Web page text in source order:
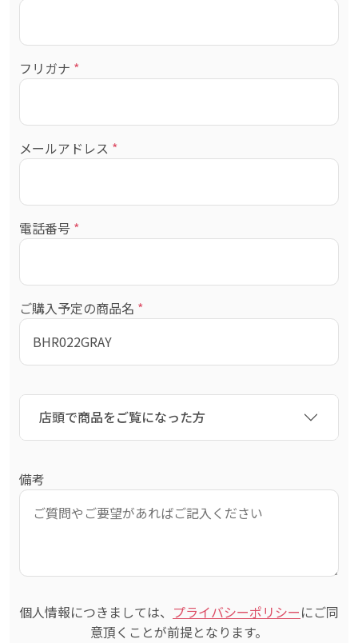
フリガナ *
メールアドレス *
電話番号 *
ご購入予定の商品名 *
店頭で商品をご覧になった方
備考
個人情報につきましては、 プライバシーポリシーにご同
意頂くことが前提となります。